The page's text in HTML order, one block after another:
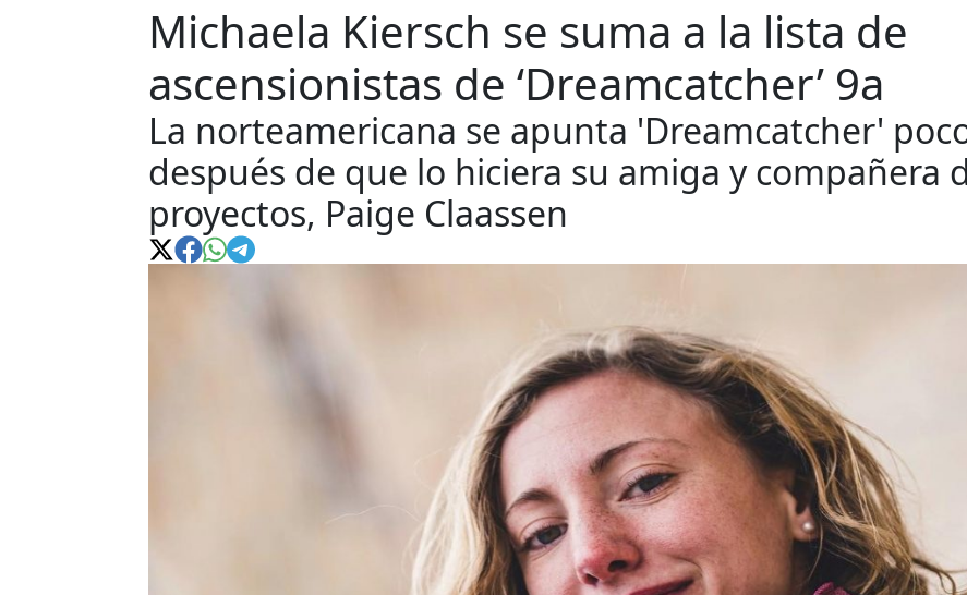
Michaela Kiersch se suma a la lista de
ascensionistas de ‘Dreamcatcher’ 9a
La norteamericana se apunta 'Dreamcatcher'
después de que lo hiciera su amiga y compañera
proyectos, Paige Claassen